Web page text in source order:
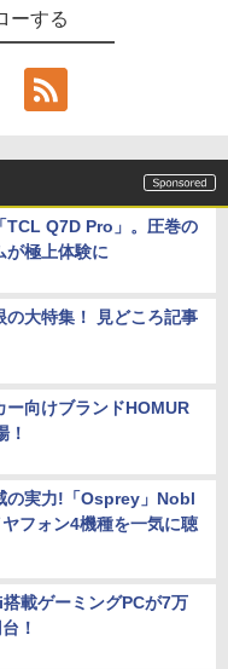
ーする
TCL Q7D Pro」。圧巻の
が極上体験に
の大特集！ 見どころ記事
ー向けブランドHOMUR
！
の実力!「Osprey」Nobl
フォン4機種を一気に聴
載ゲーミングPCが7万
！